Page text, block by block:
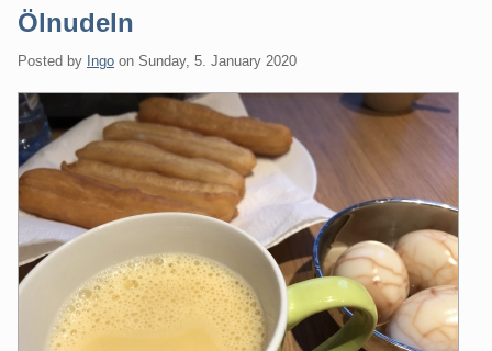
Ölnudeln
Posted by Ingo on Sunday, 5. January 2020